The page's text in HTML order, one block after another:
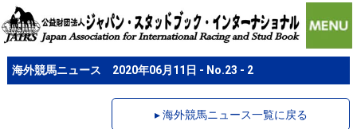
海外競馬ニュース 2020年06月11日 - No.23 - 2
▸ 海外競馬ニュース一覧に戻る